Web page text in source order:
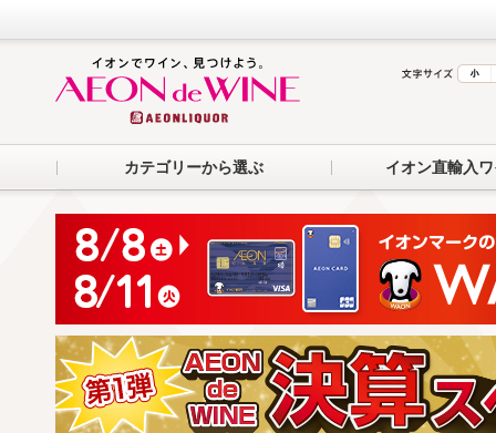
カテゴリーから選ぶ イオン直輸入